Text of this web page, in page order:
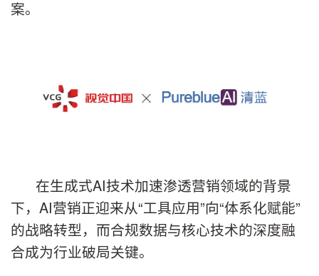
案。
在生成式AI技术加速渗透营销领域的背景
下，AI营销正迎来从“工具应用”向“体系化赋能”
的战略转型，而合规数据与核心技术的深度融
合成为行业破局关键。